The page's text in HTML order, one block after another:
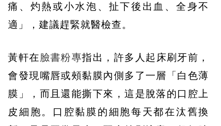
痛、灼熱或小水泡、扯下後出血、全身不
適」，建議趕緊就醫檢查。
黃軒在 臉書粉專指出，許多人起床刷牙前，
會發現嘴唇或頰黏膜內側多了一層「白色薄
膜」，而且還能撕下來，這是脫落的口腔上
皮細胞。口腔黏膜的細胞每天都在汰舊換